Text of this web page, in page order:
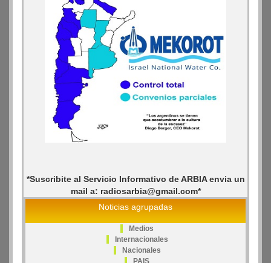
*Suscribite al Servicio Informativo de ARBIA envia un
mail a: radiosarbia@gmail.com*
Noticias agrupadas
Medios
Internacionales
Nacionales
PAIS